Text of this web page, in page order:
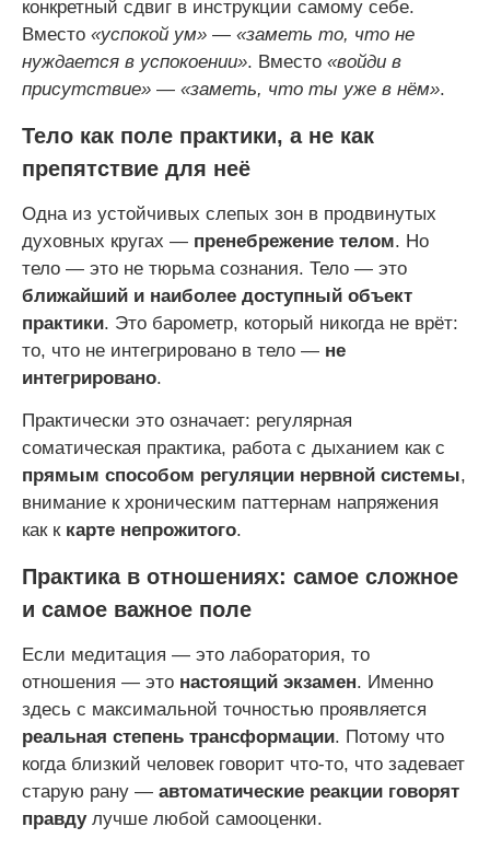
конкретный сдвиг в инструкции самому себе.
Вместо «успокой ум» — «заметь то, что не
нуждается в успокоении». Вместо «войди в
присутствие» — «заметь, что ты уже в нём».
Тело как поле практики, а не как
препятствие для неё
Одна из устойчивых слепых зон в продвинутых
духовных кругах — пренебрежение телом. Но
тело — это не тюрьма сознания. Тело — это
ближайший и наиболее доступный объект
практики. Это барометр, который никогда не врёт:
то, что не интегрировано в тело — не
интегрировано.
Практически это означает: регулярная
соматическая практика, работа с дыханием как с
прямым способом регуляции нервной системы,
внимание к хроническим паттернам напряжения
как к карте непрожитого.
Практика в отношениях: самое сложное
и самое важное поле
Если медитация — это лаборатория, то
отношения — это настоящий экзамен. Именно
здесь с максимальной точностью проявляется
реальная степень трансформации. Потому что
когда близкий человек говорит что-то, что задевает
старую рану — автоматические реакции говорят
правдулучше любой самооценки.